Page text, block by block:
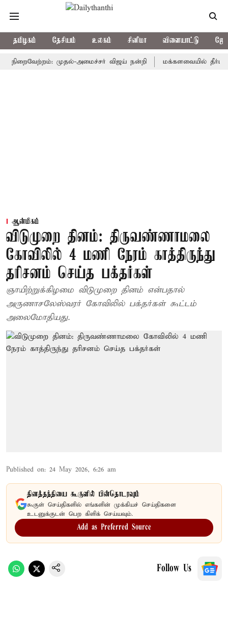
தமிழகம் தேசியம் உலகம் சினிமா விளையாட்டு
முதல்-அமைச்சர் விஜய் நன்றி மக்களவையில் தீர்ப்பாய
ஆன்மிகம்
விடுமுறை தினம்: திருவண்ணாமலை
கோவிலில் 4 மணி நேரம் காத்திருந்து
தரிசனம் செய்த பக்தர்கள்
ஞாயிற்றுக்கிழமை விடுமுறை தினம் என்பதால்
அருணாசலேஸ்வரர் கோவிலில் பக்தர்கள் கூட்டம்
அலைமோதியது.
Published on: 24 May 2026, 6:26 am
தினத்தந்தியை கூகுளில் பின்தொடரவும்
கூகுள் செய்திகளில் எங்களின் முக்கியச் செய்திகளை
உடனுக்குடன் பெற கிளிக் செய்யவும்.
Add as Preferred Source
Follow Us